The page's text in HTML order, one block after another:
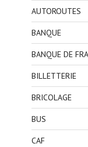
AUTOROUTES
BANQUE
BANQUE DE
BILLETTERIE
BRICOLAGE
BUS
CAF